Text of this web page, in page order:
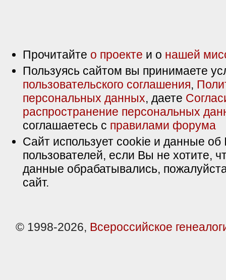
Прочитайте о проекте и о нашей
Пользуясь сайтом вы принимаете
пользовательского соглашения,
персональных данных, даете
распространение персональных
соглашаетесь с правилами форума
Сайт использует cookie и данные об
пользователей, если Вы не хотите,
данные обрабатывались,
сайт.
© 1998-2026, Всероссийское